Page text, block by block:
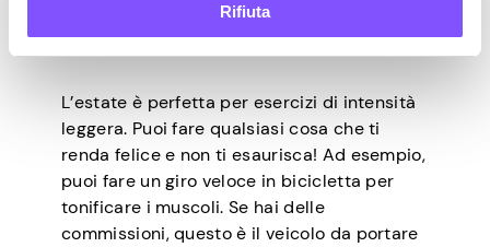
Rifiuta
8. Esercizio all’aperto
L’estate è perfetta per esercizi di intensità
leggera. Puoi fare qualsiasi cosa che ti
renda felice e non ti esaurisca! Ad esempio,
puoi fare un giro veloce in bicicletta per
tonificare i muscoli. Se hai delle
commissioni, questo è il veicolo da portare